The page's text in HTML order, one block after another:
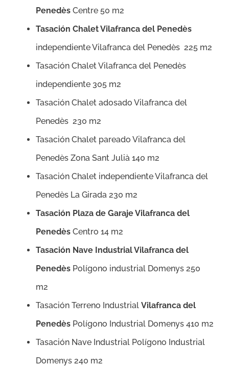
Penedès Centre 50 m2
Tasación Chalet Vilafranca del Penedès
independiente Vilafranca del Penedès 225 m2
Tasación Chalet Vilafranca del Penedès
independiente 305 m2
Tasación Chalet adosado Vilafranca del
Penedès 230 m2
Tasación Chalet pareado Vilafranca del
Penedès Zona Sant Julià 140 m2
Tasación Chalet independiente Vilafranca del
Penedès La Girada 230 m2
Tasación Plaza de Garaje Vilafranca del
Penedès Centro 14 m2
Tasación Nave Industrial Vilafranca del
Penedès Polígono industrial Domenys 250
m2
Tasación Terreno Industrial Vilafranca del
Penedès Polígono Industrial Domenys 410 m2
Tasación Nave Industrial Polígono Industrial
Domenys 240 m2